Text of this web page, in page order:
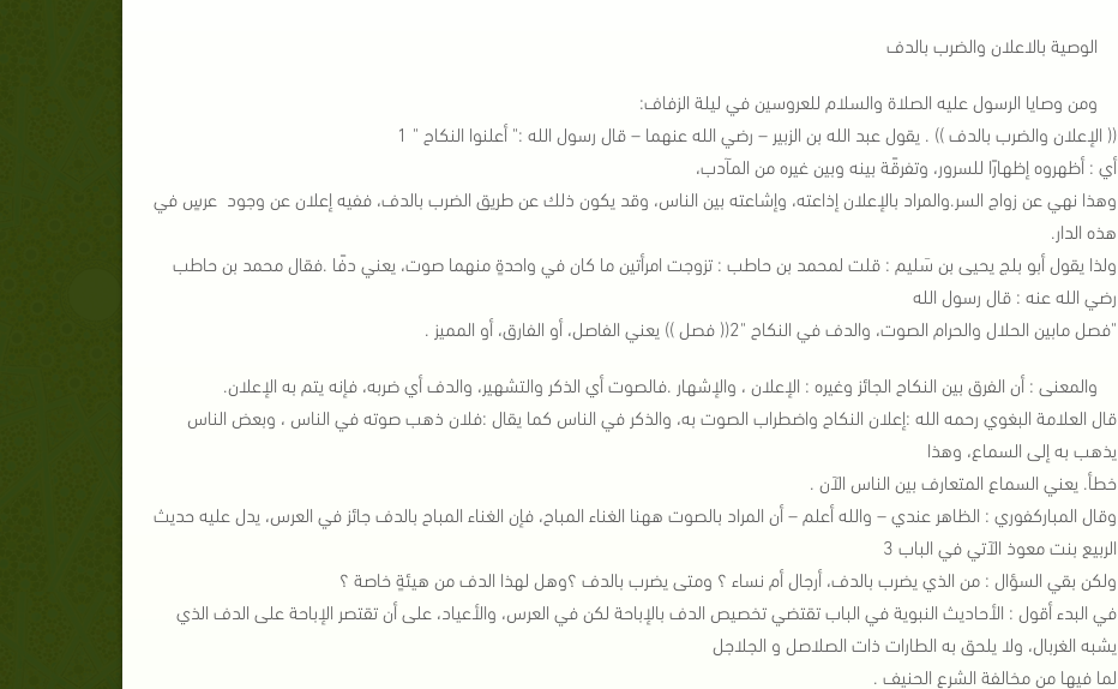
الوصية بالاعلان والضرب بالدف
ومن وصايا الرسول عليه الصلاة والسلام للعروسين في ليلة الزفاف:
(( الإعلان والضرب بالدف )) . يقول عبد الله بن الزبير – رضي الله عنهما – قال رسول الله :" أعلنوا النكاح " 1
أي : أظهروه إظهارًا للسرور، وتفرقًة بينه وبين غيره من المآدب،
وهذا نهي عن زواج السر.والمراد بالإعلان إذاعته، وإشاعته بين الناس، وقد يكون ذلك عن طريق الضرب بالدف، ففيه إعلان عن وجود عرسٍ في
هذه الدار.
ولذا يقول أبو بلج يحيى بن سَليم : قلت لمحمد بن حاطب : تزوجت امرأتين ما كان في واحدةٍ منهما صوت، يعني دفًا .فقال محمد بن حاطب
رضي الله عنه : قال رسول الله
"فصل مابين الحلال والحرام الصوت، والدف في النكاح "2(( فصل )) يعني الفاصل، أو الفارق، أو المميز .
والمعنى : أن الفرق بين النكاح الجائز وغيره : الإعلان ، والإشهار .فالصوت أي الذكر والتشهير، والدف أي ضربه، فإنه يتم به الإعلان.
قال العلامة البغوي رحمه الله :إعلان النكاح واضطراب الصوت به، والذكر في الناس كما يقال :فلان ذهب صوته في الناس ، وبعض الناس
يذهب به إلى السماع، وهذا
خطأ. يعني السماع المتعارف بين الناس الآن .
وقال المباركفوري : الظاهر عندي – والله أعلم – أن المراد بالصوت ههنا الغناء المباح، فإن الغناء المباح بالدف جائز في العرس، يدل عليه حديث
الربيع بنت معوذ الآتي في الباب 3
ولكن بقي السؤال : من الذي يضرب بالدف، أرجال أم نساء ؟ ومتى يضرب بالدف ؟وهل لهذا الدف من هيئةٍ خاصة ؟
في البدء أقول : الأحاديث النبوية في الباب تقتضي تخصيص الدف بالإباحة لكن في العرس، والأعياد، على أن تقتصر الإباحة على الدف الذي
يشبه الغربال، ولا يلحق به الطارات ذات الصلاصل و الجلاجل
لما فيها من مخالفة الشرع الحنيف .